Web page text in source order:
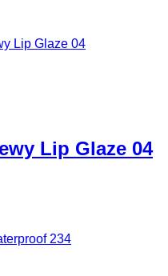
Lip Glaze 04